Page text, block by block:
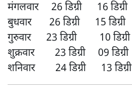
मंगलवार 26 डिग्री 16 डिग्री
बुधवार 26 डिग्री 15 डिग्री
गुरुवार 23 डिग्री 10 डिग्री
शुक्रवार 23 डिग्री 09 डिग्री
शनिवार 24 डिग्री 13 डिग्री